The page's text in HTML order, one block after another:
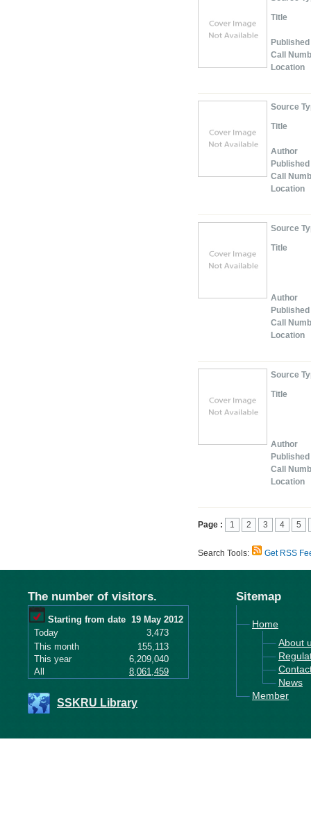
Title
Published
Call
Location
Source
Title
Author
Published
Call
Location
Source
Title
Author
Published
Call
Location
Source
Title
Author
Published
Call
Location
Page : 1 2 3 4 5
Search Tools: Get RSS
The number of visitors.
Starting from date 19 May 2012
Today
3,473
This month
155,113
This year
6,209,040
All
8,061,459
SSKRU Library
Sitemap
Home
About
News
Member